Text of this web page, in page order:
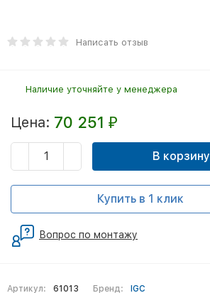
Написать отзыв
Артикул: 61013 Бренд:
IGC
Наличие уточняйте у менеджера
Цена: 70 251 ₽
В корзину
Купить в 1 клик
Вопрос по монтажу